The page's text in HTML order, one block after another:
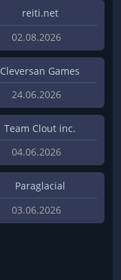
reiti.net
02.08.2026
Cleversan Games
24.06.2026
Team Clout inc.
04.06.2026
Paraglacial
03.06.2026